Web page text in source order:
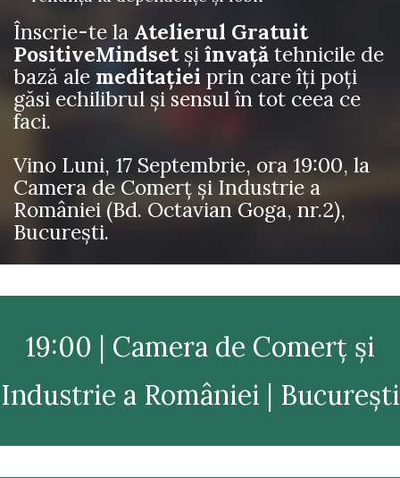
Înscrie-te la Atelierul Gratuit
PositiveMindsetşi învaţă tehnicile de
bază ale meditaţiei prin care îţi poţi
găsi echilibrul şi sensul în tot ceea ce
faci.
Vino Luni, 17 Septembrie, ora 19:00, la
Camera de Comerţ şi Industrie a
României (Bd. Octavian Goga, nr.2),
Bucureşti.
19:00 | Camera de Comerţ şi
Industrie a României | Bucureşti